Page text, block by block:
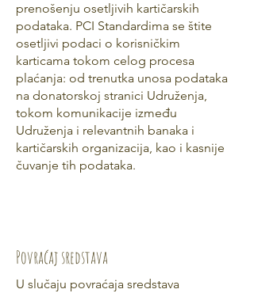
prenošenju osetljivih kartičarskih
podataka. PCI Standardima se štite
osetljivi podaci o korisničkim
karticama tokom celog procesa
plaćanja: od trenutka unosa podataka
na donatorskoj stranici Udruženja,
tokom komunikacije između
Udruženja i relevantnih banaka i
kartičarskih organizacija, kao i kasnije
čuvanje tih podataka.
Povraćaj sredstava
U slučaju povraćaja sredstava